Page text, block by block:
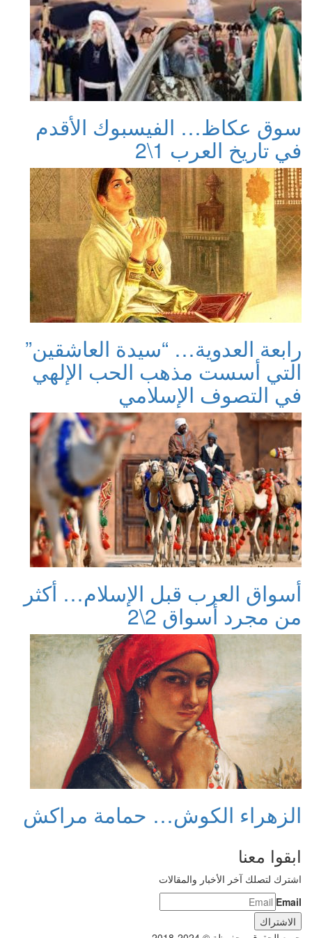
سوق عكاظ… الفيسبوك الأقدم
في تاريخ العرب 1\2
رابعة العدوية… “سيدة العاشقين”
التي أسست مذهب الحب الإلهي
في التصوف الإسلامي
أسواق العرب قبل الإسلام… أكثر
من مجرد أسواق 2\2
الزهراء الكوش… حمامة مراكش
ابقوا معنا
اشترك لتصلك آخر الأخبار والمقالات
Email